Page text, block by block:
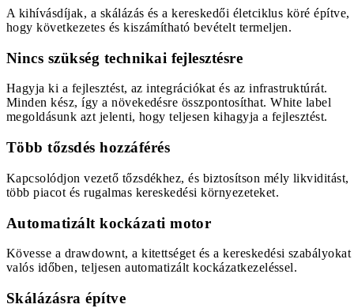
A kihívásdíjak, a skálázás és a kereskedői életciklus köré építve,
hogy következetes és kiszámítható bevételt termeljen.
Nincs szükség technikai fejlesztésre
Hagyja ki a fejlesztést, az integrációkat és az infrastruktúrát.
Minden kész, így a növekedésre összpontosíthat. White label
megoldásunk azt jelenti, hogy teljesen kihagyja a fejlesztést.
Több tőzsdés hozzáférés
Kapcsolódjon vezető tőzsdékhez, és biztosítson mély likviditást,
több piacot és rugalmas kereskedési környezeteket.
Automatizált kockázati motor
Kövesse a drawdownt, a kitettséget és a kereskedési szabályokat
valós időben, teljesen automatizált kockázatkezeléssel.
Skálázásra építve